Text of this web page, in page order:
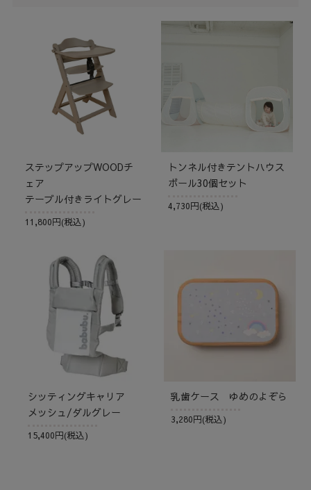
ステップアップWOODチ
ェア
テーブル付きライトグレー
11,800円(税込)
トンネル付きテントハウス
ボール30個セット
4,730円(税込)
シッティングキャリア
メッシュ/ダルグレー
15,400円(税込)
乳歯ケース ゆめのよぞら
3,280円(税込)